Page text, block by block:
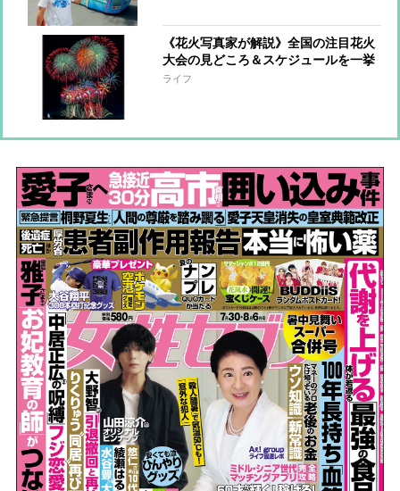
《花火写真家が解説》全国の注目花火
大会の見どころ＆スケジュールを一挙
紹介！「打ち上げ数約4万発の日本最
ライフ